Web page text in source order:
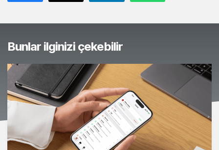
Bunlar ilginizi çekebilir